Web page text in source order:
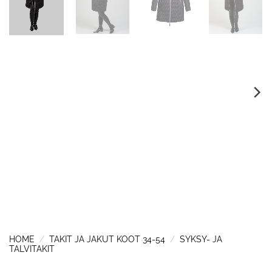
HOME / TAKIT JA JAKUT KOOT 34-54 / SYKSY- JA
TALVITAKIT